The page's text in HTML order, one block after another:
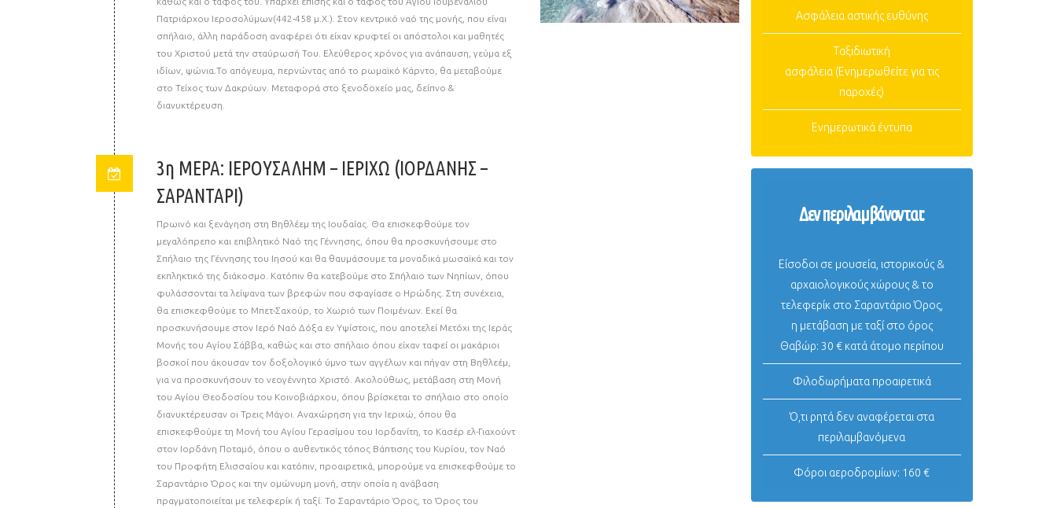
Πατριάρχου Ιεροσολύμων(442-458 μ.Χ.). Στον κεντρικό ναό της μονής, που είναι
σπήλαιο, άλλη παράδοση αναφέρει ότι είχαν κρυφτεί οι απόστολοι και μαθητές
του Χριστού μετά την σταύρωσή Του. Ελεύθερος χρόνος για ανάπαυση, γεύμα εξ
ιδίων, ψώνια.Το απόγευμα, περνώντας από το ρωμαϊκό Κάρντο, θα μεταβούμε
στο Τείχος των Δακρύων. Μεταφορά στο ξενοδοχείο μας, δείπνο &
διανυκτέρευση.
3η ΜΕΡΑ: ΙΕΡΟΥΣΑΛΗΜ – ΙΕΡΙΧΩ (ΙΟΡΔΑΝΗΣ –
ΣΑΡΑΝΤΑΡΙ)
Πρωινό και ξενάγηση στη Βηθλέεμ της Ιουδαίας. Θα επισκεφθούμε τον
μεγαλόπρεπο και επιβλητικό Ναό της Γέννησης, όπου θα προσκυνήσουμε στο
Σπήλαιο της Γέννησης του Ιησού και θα θαυμάσουμε τα μοναδικά μωσαϊκά και τον
εκπληκτικό της διάκοσμο. Κατόπιν θα κατεβούμε στο Σπήλαιο των Νηπίων, όπου
φυλάσσονται τα λείψανα των βρεφών που σφαγίασε ο Ηρώδης. Στη συνέχεια,
θα επισκεφθούμε το Μπετ-Σαχούρ, το Χωριό των Ποιμένων. Εκεί θα
προσκυνήσουμε στον Ιερό Ναό Δόξα εν Υψίστοις, που αποτελεί Μετόχι της Ιεράς
Μονής του Αγίου Σάββα, καθώς και στο σπήλαιο όπου είχαν ταφεί οι μακάριοι
βοσκοί που άκουσαν τον δοξολογικό ύμνο των αγγέλων και πήγαν στη Βηθλεέμ,
για να προσκυνήσουν το νεογέννητο Χριστό. Ακολούθως, μετάβαση στη Μονή
του Αγίου Θεοδοσίου του Κοινοβιάρχου, όπου βρίσκεται το σπήλαιο στο οποίο
διανυκτέρευσαν οι Τρεις Μάγοι. Αναχώρηση για την Ιεριχώ, όπου θα
επισκεφθούμε τη Μονή του Αγίου Γερασίμου του Ιορδανίτη, το Κασέρ ελ-Γιαχούντ
στον Ιορδάνη Ποταμό, όπου ο αυθεντικός τόπος Βάπτισης του Κυρίου, τον Ναό
του Προφήτη Ελισσαίου και κατόπιν, προαιρετικά, μπορούμε να επισκεφθούμε το
Σαραντάριο Όρος και την ομώνυμη μονή, στην οποία η ανάβαση
πραγματοποιείται με τελεφερίκ ή ταξί. Το Σαραντάριο Όρος, το Όρος του
Ασφάλεια αστικής ευθύνης
Ταξιδιωτική
ασφάλεια (Ενημερωθείτε για τις
παροχές)
Ενημερωτικά έντυπα
Δεν περιλαμβάνονται:
Είσοδοι σε μουσεία, ιστορικούς &
αρχαιολογικούς χώρους & το
τελεφερίκ στο Σαραντάριο Όρος,
η μετάβαση με ταξί στο όρος
Θαβώρ: 30 € κατά άτομο περίπου
Φιλοδωρήματα προαιρετικά
Ό,τι ρητά δεν αναφέρεται στα
περιλαμβανόμενα
Φόροι αεροδρομίων: 160 €